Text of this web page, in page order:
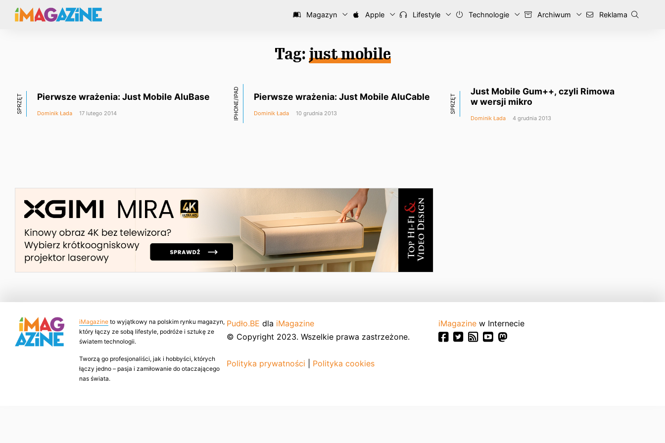
Magazyn Apple Lifestyle Technologie Archiwum Reklama
Tag: just mobile
SPRZĘT Pierwsze wrażenia: Just Mobile AluBase
Dominik Łada 17 lutego 2014 IPHONE/IPAD Pierwsze wrażenia: Just Mobile AluCable
Dominik Łada 10 grudnia 2013 SPRZĘT
Just Mobile Gum++, czyli Rimowa
w wersji mikro
Dominik Łada 4 grudnia 2013
iMagazine to wyjątkowy na polskim rynku magazyn,
który łączy ze sobą lifestyle, podróże i sztukę ze
światem technologii.
Tworzą go profesjonaliści, jak i hobbyści, których
łączy jedno – pasja i zamiłowanie do otaczającego
nas świata.
Pudło.BE dla iMagazine
© Copyright 2023. Wszelkie prawa zastrzeżone.
Polityka prywatności Polityka cookies
iMagazine w Internecie